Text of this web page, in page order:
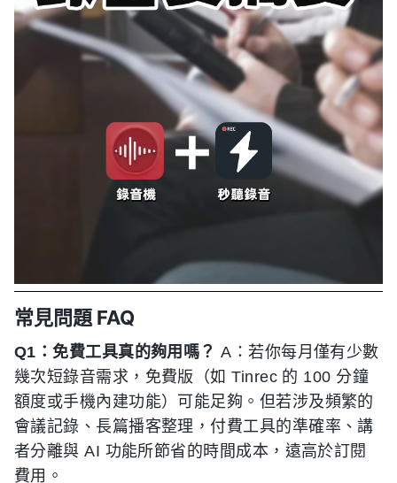
常見問題 FAQ
Q1：免費工具真的夠用嗎？ A：若你每月僅有少數
幾次短錄音需求，免費版（如 Tinrec 的 100 分鐘
額度或手機內建功能）可能足夠。但若涉及頻繁的
會議記錄、長篇播客整理，付費工具的準確率、講
者分離與 AI 功能所節省的時間成本，遠高於訂閱
費用。